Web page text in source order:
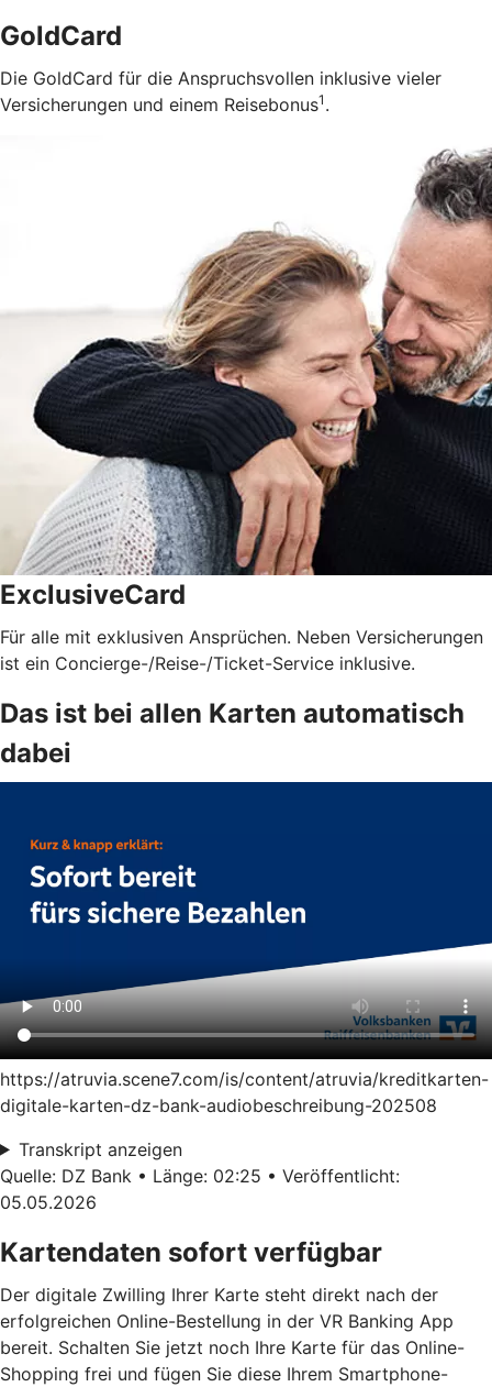
GoldCard
Die GoldCard für die Anspruchsvollen inklusive vieler
Versicherungen und einem Reisebonus1 .
ExclusiveCard
Für alle mit exklusiven Ansprüchen. Neben Versicherungen
ist ein Concierge-/Reise-/Ticket-Service inklusive.
Das ist bei allen Karten automatisch
dabei
https://atruvia.scene7.com/is/content/atruvia/kreditkarten-
digitale-karten-dz-bank-audiobeschreibung-202508
Transkript anzeigen
Quelle: DZ Bank • Länge: 02:25 • Veröffentlicht:
05.05.2026
Kartendaten sofort verfügbar
Der digitale Zwilling Ihrer Karte steht direkt nach der
erfolgreichen Online-Bestellung in der VR Banking App
bereit. Schalten Sie jetzt noch Ihre Karte für das Online-
Shopping frei und fügen Sie diese Ihrem Smartphone-